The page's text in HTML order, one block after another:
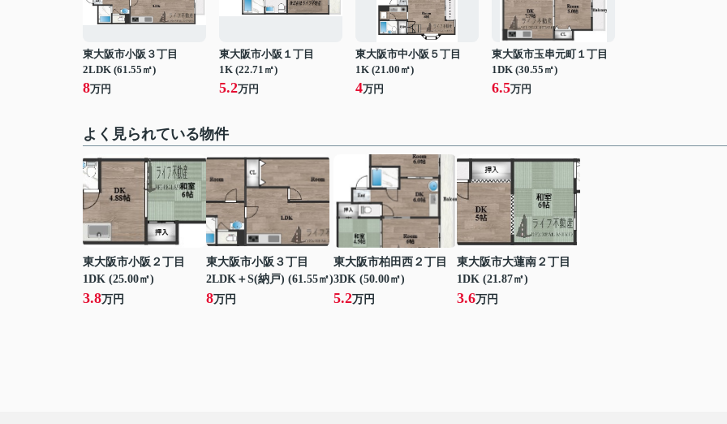
東大阪市小阪３丁目
2LDK (61.55㎡)
8万円
東大阪市小阪１丁目
1K (22.71㎡)
5.2万円
東大阪市中小阪５丁目
1K (21.00㎡)
4万円
東大阪市玉串元町１丁目
1DK (30.55㎡)
6.5万円
よく見られている物件
東大阪市小阪２丁目
1DK (25.00㎡)
3.8万円
東大阪市小阪３丁目
2LDK＋S(納戸) (61.55㎡)
8万円
東大阪市柏田西２丁目
3DK (50.00㎡)
5.2万円
東大阪市大蓮南２丁目
1DK (21.87㎡)
3.6万円